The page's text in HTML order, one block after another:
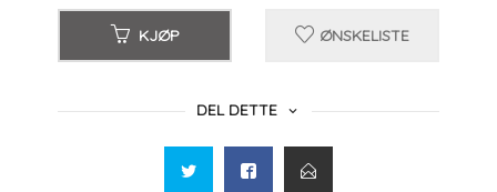
KJØP ØNSKELISTE
DEL DETTE